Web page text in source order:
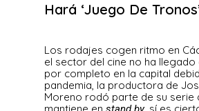
Hará ‘Juego De
Los rodajes cogen ritmo en
el sector del cine no ha llegado
por completo en la capital
pandemia, la productora de
Moreno rodó parte de su serie